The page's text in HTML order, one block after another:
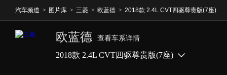
汽车频道 > 图片库 > 三菱 > 欧蓝德 > 2018款 2.4L CVT四驱尊贵版(7座)
欧蓝德 查看车系详情
2018款 2.4L CVT四驱尊贵版(7座)